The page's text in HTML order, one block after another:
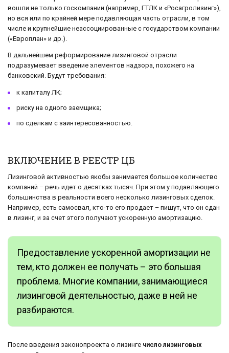
вошли не только госкомпании (например, ГТЛК и «Росагролизинг»),
но вся или по крайней мере подавляющая часть отрасли, в том
числе и крупнейшие неассоциированные с государством компании
(«Европлан» и др.).
В дальнейшем реформирование лизинговой отрасли
подразумевает введение элементов надзора, похожего на
банковский. Будут требования:
к капиталу ЛК;
риску на одного заемщика;
по сделкам с заинтересованностью.
ВКЛЮЧЕНИЕ В РЕЕСТР ЦБ
Лизинговой активностью якобы занимается большое количество
компаний – речь идет о десятках тысяч. При этом у подавляющего
большинства в реальности всего несколько лизинговых сделок.
Например, есть самосвал, кто-то его продает – пишут, что он сдан
в лизинг, и за счет этого получают ускоренную амортизацию.
Предоставление ускоренной амортизации не
тем, кто должен ее получать – это большая
проблема. Многие компании, занимающиеся
лизинговой деятельностью, даже в ней не
разбираются.
После введения законопроекта о лизинге число лизинговых